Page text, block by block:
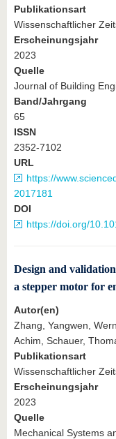
Publikationsart
Wissenschaftlicher
Erscheinungsjahr
2023
Quelle
Journal of Building
Band/Jahrgang
65
ISSN
2352-7102
URL
https://
2017181
DOI
https://doi.org/
Design and
a stepper motor for
Autor(en)
Zhang, Yangwen,
Achim, Schauer,
Publikationsart
Wissenschaftlicher
Erscheinungsjahr
2023
Quelle
Mechanical Systems